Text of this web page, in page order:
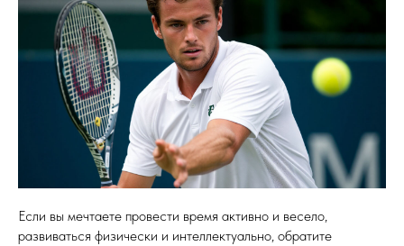
Если вы мечтаете провести время активно и весело,
развиваться физически и интеллектуально, обратите